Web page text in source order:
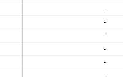
-
-
-
-
-